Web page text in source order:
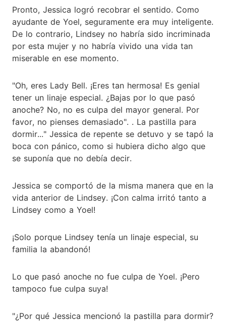
Pronto, Jessica logró recobrar el sentido. Como
ayudante de Yoel, seguramente era muy inteligente.
De lo contrario, Lindsey no habría sido incriminada
por esta mujer y no habría vivido una vida tan
miserable en ese momento.
"Oh, eres Lady Bell. ¡Eres tan hermosa! Es genial
tener un linaje especial. ¿Bajas por lo que pasó
anoche? No, no es culpa del mayor general. Por
favor, no pienses demasiado". . La pastilla para
dormir..." Jessica de repente se detuvo y se tapó la
boca con pánico, como si hubiera dicho algo que
se suponía que no debía decir.
Jessica se comportó de la misma manera que en la
vida anterior de Lindsey. ¡Con calma irritó tanto a
Lindsey como a Yoel!
¡Solo porque Lindsey tenía un linaje especial, su
familia la abandonó!
Lo que pasó anoche no fue culpa de Yoel. ¡Pero
tampoco fue culpa suya!
"¿Por qué Jessica mencionó la pastilla para dormir?